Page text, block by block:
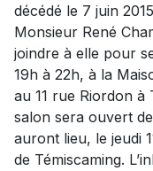
décédé le 7 juin
Monsieur René
joindre à elle pour
19h à 22h, à la
au 11 rue Riordon à
salon sera ouvert
auront lieu, le jeudi
de Témiscaming.